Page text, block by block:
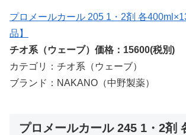
プロメールカール 205 1・2剤 各
品】
チオ系（ウェーブ）価格：15600(税別)
カテゴリ：チオ系（ウェーブ）
ブランド：NAKANO（中野製薬）
プロメールカール 245 1・2剤